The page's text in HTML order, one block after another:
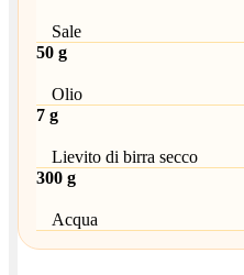
Sale
50 g
Olio
7 g
Lievito di birra secco
300 g
Acqua